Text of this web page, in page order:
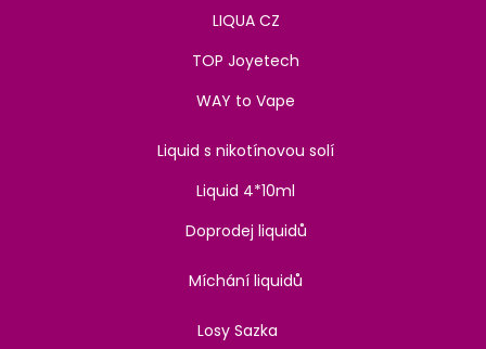
LIQUA CZ
TOP Joyetech
WAY to Vape
Liquid s nikotínovou solí
Liquid 4*10ml
Doprodej liquidů
Míchání liquidů
Losy Sazka